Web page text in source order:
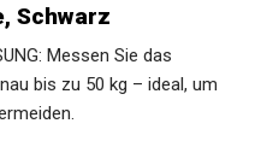
Schwarz
Messen Sie das
bis zu 50 kg – ideal, um